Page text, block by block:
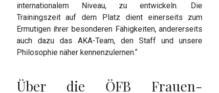
internationalem Niveau, zu entwickeln. Die
Trainingszeit auf dem Platz dient einerseits zum
Ermutigen ihrer besonderen Fähigkeiten, andererseits
auch dazu das AKA-Team, den Staff und unsere
Philosophie näher kennenzulernen.“
Über die ÖFB Frauen-